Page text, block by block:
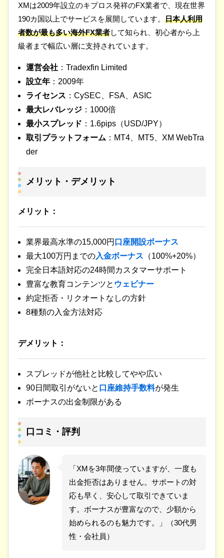
XMは2009年設立のキプロス発祥のFX業者で、現在世界
190カ国以上でサービスを展開しています。 日本人利用
者数が最も多い海外FX業者して知られ、初心者から上
級者まで幅広い層に支持されています。
運営会社：Tradexfin Limited
設立年：2009年
ライセンス ：CySEC、FSA、ASIC
最大レバレッジ：1000倍
最小スプレッド ：1.6pips（USD/JPY）
取引プラットフォーム ：MT4、MT5、XM WebTra
der
メリット・デメリット
メリット：
業界最高水準の15,000円 口座開設ボーナス
最大100万円までの入金ボーナス （100%+20%）
完全日本語対応の24時間カスタマーサポート
豊富な教育コンテンツと ウェビナー
約定拒否・リクオートなしの方針
8種類の入金方法対応
デメリット：
スプレッドが他社と比較してやや広い
90日間取引がないと 口座維持手数料が発生
ボーナスの出金制限がある
口コミ・評判
「XMを3年間使っていますが、一度も
出金拒否はありません。サポートの対
応も早く、安心して取引できていま
す。ボーナスが豊富なので、少額から
始められるのも魅力です。」（30代男
性・会社員）